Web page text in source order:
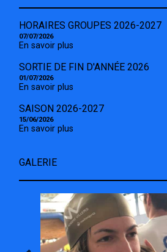
HORAIRES GROUPES 2026-2027
07/07/2026
En savoir plus
SORTIE DE FIN D'ANNÉE 2026
01/07/2026
En savoir plus
SAISON 2026-2027
15/06/2026
En savoir plus
GALERIE